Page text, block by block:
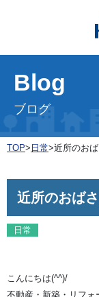
Blog
ブログ
TOP> 日常>近所のお
近所のおば
日常
こんにちは(^^)/
不動産・新築・リフォ